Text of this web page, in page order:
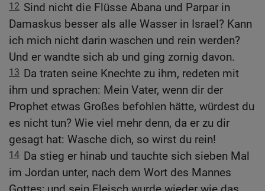
12 Sind nicht die Flüsse Abana und Parpar in
Damaskus besser als alle Wasser in Israel? Kann
ich mich nicht darin waschen und rein werden?
Und er wandte sich ab und ging zornig davon.
13 Da traten seine Knechte zu ihm, redeten mit
ihm und sprachen: Mein Vater, wenn dir der
Prophet etwas Großes befohlen hätte, würdest du
es nicht tun? Wie viel mehr denn, da er zu dir
gesagt hat: Wasche dich, so wirst du rein!
14 Da stieg er hinab und tauchte sich sieben Mal
im Jordan unter, nach dem Wort des Mannes